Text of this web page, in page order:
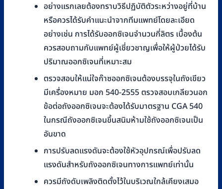
อย่างแรกเลยต้องทราบวิธีปฏิบัติตัวระหว่างอยู่ที่บ้าน
หรือควรได้รับคำแนะนำจากทีมแพทย์โดยละเอียด
อย่างเช่น การได้รับออกซิเจนจำนวนกี่ลิตร เบื้องต้น
ควรสอบถามกับแพทย์ผู้เชี่ยวชาญเพื่อให้ผู้ป่วยได้รับ
ปริมาณออกซิเจนที่เหมาะสม
ตรวจสอบให้แน่ใจก๊าซออกซิเจนต้องบรรจุในถังเขียว
มีเครื่องหมาย มอก 540-2555 ตรวจสอบเกลียวนอก
ข้อต่อถังออกซิเจนจะต้องได้รับมาตรฐาน CGA 540
ในกรณีถังออกซิเจนขึ้นสนิมห้ามใช้ถังออกซิเจนเป็น
อันขาด
การปรับลดแรงดันจะต้องใช้หัวอุปกรณ์เพื่อปรับลด
แรงดันสำหรับถังออกซิเจนทางการแพทย์เท่านั้น
ควรมีถังดับเพลิงติดตั้งไว้ในบริเวณใกล้เคียงเสมอ